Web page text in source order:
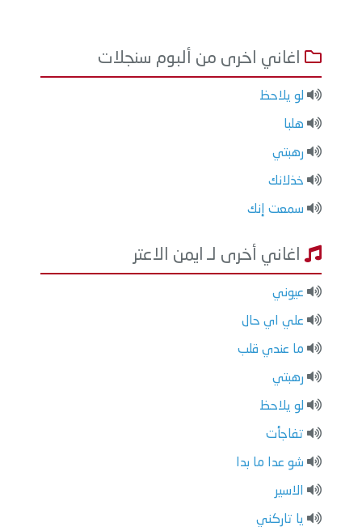
اغاني اخرى من ألبوم سنجلات
لو يلاحظ
هلبا
رهبتي
خذلانك
سمعت إنك
اغاني أخرى لـ ايمن الاعتر
عيوني
علي اي حال
ما عندي قلب
رهبتي
لو يلاحظ
تفاجأت
شو عدا ما بدا
الاسير
يا تاركني